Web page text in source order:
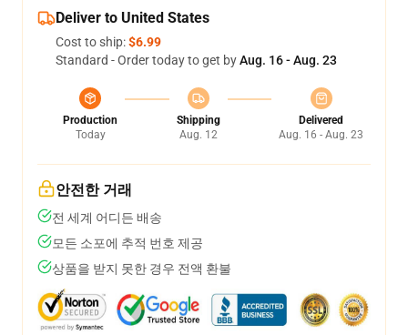
Deliver to United States
Cost to ship:$6.99
Standard - Order today to get byAug. 16 - Aug. 23
Production
Today
Shipping
Aug. 12
Delivered
Aug. 16 - Aug. 23
안전한 거래
전 세계 어디든 배송
모든 소포에 추적 번호 제공
상품을 받지 못한 경우 전액 환불